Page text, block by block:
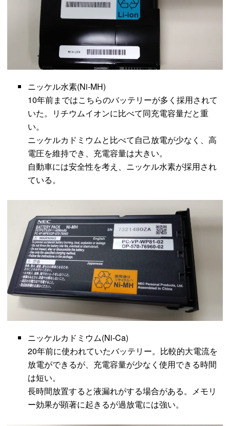
ニッケル水素(Ni-MH)
10年前まではこちらのバッテリーが多く採用されて
いた。リチウムイオンに比べて同充電容量だと重
い。
ニッケルカドミウムと比べて自己放電が少なく、高
電圧を維持でき、充電容量は大きい。
自動車には安全性を考え、ニッケル水素が採用され
ている。
ニッケルカドミウム(Ni-Ca)
20年前に使われていたバッテリー。比較的大電流を
放電ができるが、充電容量が少なく使用できる時間
は短い。
長時間放置すると液漏れがする場合がある。メモリ
ー効果が顕著に起きるが過放電には強い。